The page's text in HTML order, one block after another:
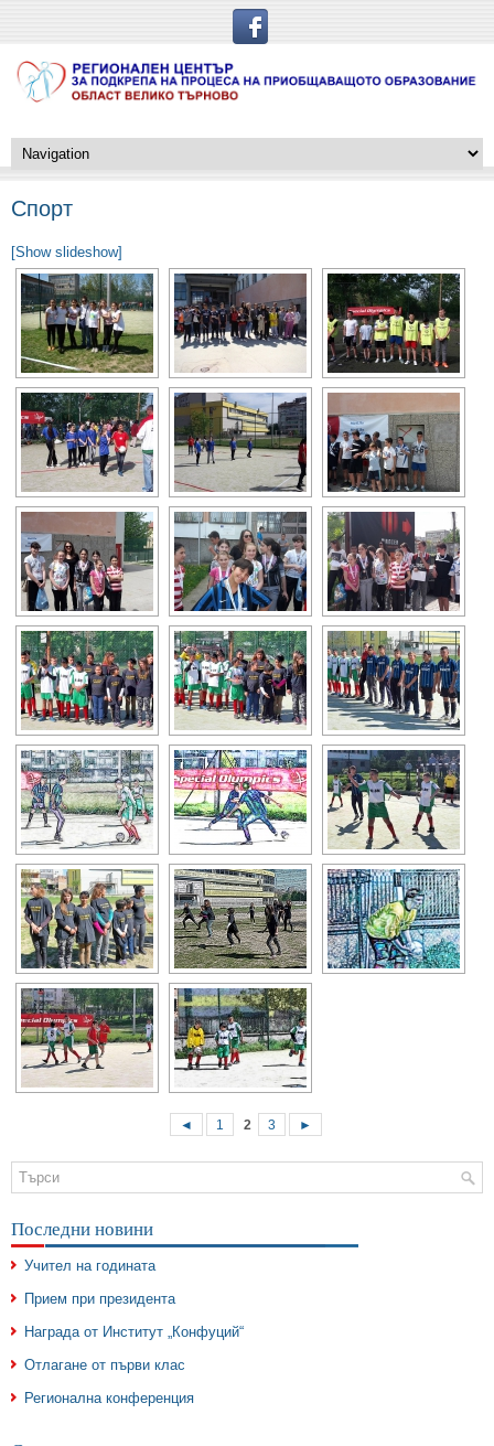
Спорт
[Show slideshow]
◄ 1 2 3 ►
Последни новини
Учител на годината
Прием при президента
Награда от Институт „Конфуций“
Отлагане от първи клас
Регионална конференция